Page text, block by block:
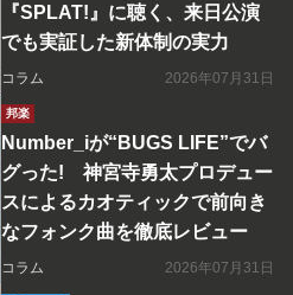
『SPLAT!』に聴く、来日公演
でも実証した新体制の実力
コラム 2026年07月31日
邦楽
Number_iが“BUGS LIFE”でバ
グった! 神宮寺勇太プロデュー
スによるカオティックで前向き
なフォンク曲を徹底レビュー
コラム 2026年07月31日